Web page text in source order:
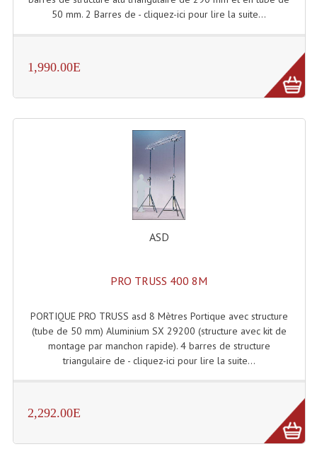
50 mm. 2 Barres de - cliquez-ici pour lire la suite...
1,990.00E
ASD
PRO TRUSS 400 8M
PORTIQUE PRO TRUSS asd 8 Mètres Portique avec structure
(tube de 50 mm) Aluminium SX 29200 (structure avec kit de
montage par manchon rapide). 4 barres de structure
triangulaire de - cliquez-ici pour lire la suite...
2,292.00E